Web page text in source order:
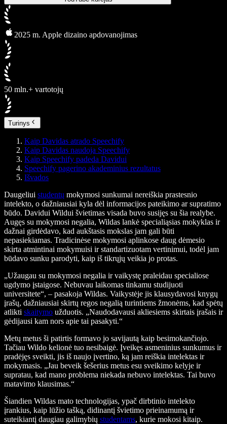
2025 m. Apple dizaino apdovanojimas
50 mln.+ vartotojų
Turinys
Kaip Davidas atrado Speechify
Kaip Davidas naudoja Speechify
Kaip Speechify padeda Davidui
Speechify pagerino akademinius rezultatus
Išvados
Daugeliui studentų mokymosi sunkumai nereiškia prastesnio
intelekto, o dažniausiai kyla dėl informacijos pateikimo ar supratimo
būdo. Davidui Wildui švietimas visada buvo susijęs su šia realybe.
Augęs su mokymosi negalia, Wildas lankė specialiąsias mokyklas ir
dažnai girdėdavo, kad aukštasis mokslas jam gali būti
nepasiekiamas. Tradicinėse mokymosi aplinkose daug dėmesio
skirta atmintinai mokymuisi ir standartizuotam vertinimui, todėl jam
būdavo sunku parodyti, kaip iš tikrųjų veikia jo protas.
„Užaugau su mokymosi negalia ir vaikystę praleidau specialiose
ugdymo įstaigose. Nebuvau laikomas tinkamu studijuoti
universitete“, – pasakoja Wildas. Vaikystėje jis klausydavosi knygų
įrašų, dažniausiai skirtų regos negalią turintiems žmonėms, kad spėtų
atlikti skaitymo užduotis. „Naudodavausi akliesiems skirtais įrašais ir
gėdijausi kam nors apie tai pasakyti.“
Metų metus ši patirtis formavo jo savijautą kaip besimokančiojo.
Tačiau Wildo kelionė tuo nesibaigė. Įveikęs asmeninius sunkumus ir
pradėjęs sveikti, jis iš naujo įvertino, ką jam reiškia intelektas ir
mokymasis. „Jau beveik šešerius metus esu sveikimo kelyje ir
supratau, kad mano problema niekada nebuvo intelektas. Tai buvo
matavimo klausimas.“
Šiandien Wildas mato technologijas, ypač dirbtinio intelekto
įrankius, kaip lūžio tašką, didinantį švietimo prieinamumą ir
suteikiantį daugiau galimybių studentams, kurie mokosi kitaip.